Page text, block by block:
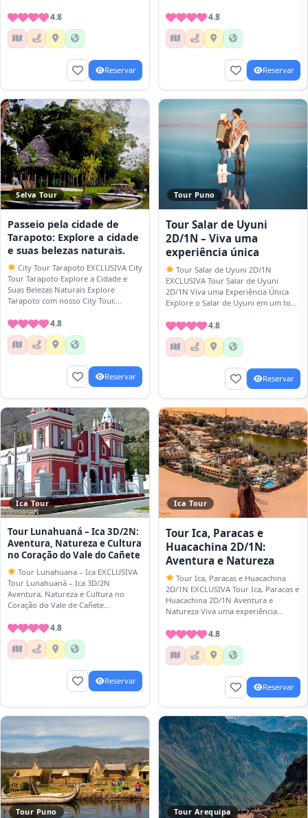
4.8
Reservar
4.8
Reservar
Selva Tour
Passeio pela cidade de
Tarapoto: Explore a cidade
e suas belezas naturais.
City Tour Tarapoto EXCLUSIVA City
Tour Tarapoto Explore a Cidade e
Suas Belezas Naturais Explore
Tarapoto com nosso City Tour,
praças, mercados e…
4.8
Reservar
Tour Puno
Tour Salar de Uyuni
2D/1N – Viva uma
experiência única
Tour Salar de Uyuni 2D/1N
EXCLUSIVA Tour Salar de Uyuni
2D/1N Viva uma Experiência Única
Explore o Salar de Uyuni em um tour
4.8
Reservar
Ica Tour
Tour Lunahuaná – Ica 3D/2N:
Aventura, Natureza e Cultura
no Coração do Vale do Cañete
Tour Lunahuana – Ica EXCLUSIVA
Tour Lunahuaná – Ica 3D/2N
Aventura, Natureza e Cultura no
Coração do Vale de Cañete
4.8
Reservar
Ica Tour
Tour Ica, Paracas e
Huacachina 2D/1N:
Aventura e Natureza
Tour Ica, Paracas e Huacachina
2D/1N EXCLUSIVA Tour Ica, Paracas e
Huacachina 2D/1N Aventura e
Natureza Viva uma experiência
com nosso…4.8
Reservar
Tour Puno Tour Arequipa